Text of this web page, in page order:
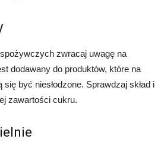
zwracaj uwagę na
dodawany do produktów, które na
być niesłodzone. Sprawdzaj skład i
zawartości cukru.